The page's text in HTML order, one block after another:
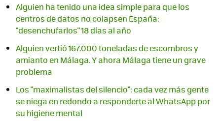
Alguien ha tenido una idea simple para que los
centros de datos no colapsen España:
"desenchufarlos" 18 días al año
Alguien vertió 167.000 toneladas de escombros y
amianto en Málaga. Y ahora Málaga tiene un grave
problema
Los "maximalistas del silencio": cada vez más gente
se niega en redondo a responderte al WhatsApp por
su higiene mental